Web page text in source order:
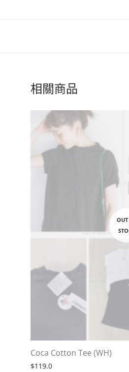
相關商品
Coca Cotton Tee (WH)
$119.0